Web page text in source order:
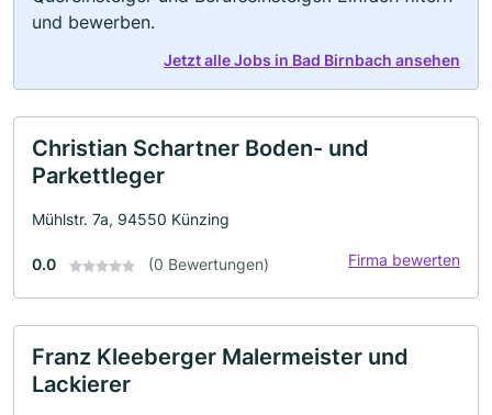
und bewerben.
Jetzt alle Jobs in Bad Birnbach ansehen
Christian Schartner Boden- und
Parkettleger
Mühlstr. 7a, 94550 Künzing
0.0 (0 Bewertungen) Firma bewerten
Franz Kleeberger Malermeister und
Lackierer